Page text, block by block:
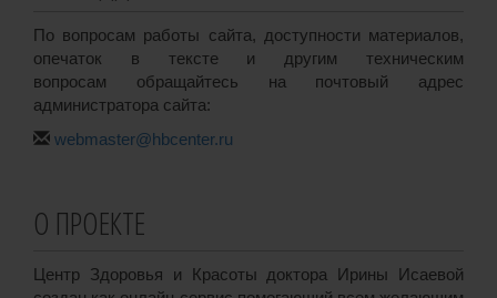
По вопросам работы сайта, доступности материалов,
опечаток в тексте и другим техническим
вопросам обращайтесь на почтовый адрес
администратора сайта:
webmaster@hbcenter.ru
О ПРОЕКТЕ
Центр Здоровья и Красоты доктора Ирины Исаевой